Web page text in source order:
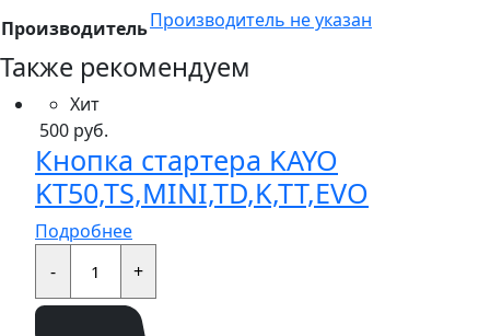
ПроизводительПроизводитель не указан
Также рекомендуем
Хит
500 руб.
Кнопка стартера KAYO
KT50,TS,MINI,TD,K,TT,EVO
Подробнее
-
Кнопка
стартера
KT50,TS,MINI,TD,K,TT,EVO
quantity
+